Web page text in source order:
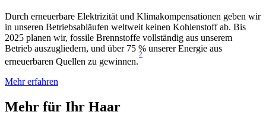
Durch erneuerbare Elektrizität und Klimakompensationen geben wir
in unseren Betriebsabläufen weltweit keinen Kohlenstoff ab. Bis
2025 planen wir, fossile Brennstoffe vollständig aus unserem
Betrieb auszugliedern, und über 75 % unserer Energie aus
erneuerbaren Quellen zu gewinnen.
2
Mehr erfahren
Mehr für Ihr Haar